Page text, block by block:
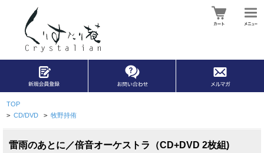
TOP
> CD/DVD > 牧野持侑
雷雨のあとに／倍音オーケストラ（CD+DVD 2枚組)